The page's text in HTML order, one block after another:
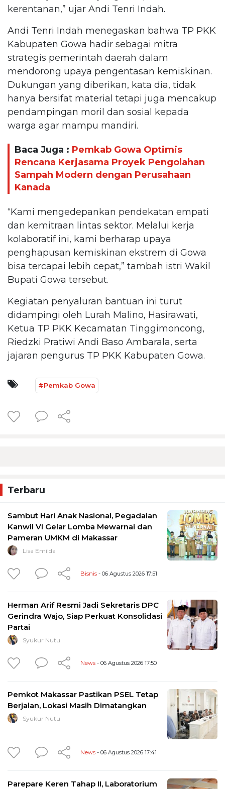
kerentanan,” ujar Andi Tenri Indah.
Andi Tenri Indah menegaskan bahwa TP PKK
Kabupaten Gowa hadir sebagai mitra
strategis pemerintah daerah dalam
mendorong upaya pengentasan kemiskinan.
Dukungan yang diberikan, kata dia, tidak
hanya bersifat material tetapi juga mencakup
pendampingan moril dan sosial kepada
warga agar mampu mandiri.
Baca Juga : Pemkab Gowa Optimis
Rencana Kerjasama Proyek Pengolahan
Sampah Modern dengan Perusahaan
Kanada
“Kami mengedepankan pendekatan empati
dan kemitraan lintas sektor. Melalui kerja
kolaboratif ini, kami berharap upaya
penghapusan kemiskinan ekstrem di Gowa
bisa tercapai lebih cepat,” tambah istri Wakil
Bupati Gowa tersebut.
Kegiatan penyaluran bantuan ini turut
didampingi oleh Lurah Malino, Hasirawati,
Ketua TP PKK Kecamatan Tinggimoncong,
Riedzki Pratiwi Andi Baso Ambarala, serta
jajaran pengurus TP PKK Kabupaten Gowa.
#Pemkab Gowa
Terbaru
Sambut Hari Anak Nasional, Pegadaian
Kanwil VI Gelar Lomba Mewarnai dan
Pameran UMKM di Makassar
Lisa Emilda
Bisnis - 06 Agustus 2026 17:51
Herman Arif Resmi Jadi Sekretaris DPC
Gerindra Wajo, Siap Perkuat Konsolidasi
Partai
Syukur Nutu
News - 06 Agustus 2026 17:50
Pemkot Makassar Pastikan PSEL Tetap
Berjalan, Lokasi Masih Dimatangkan
Syukur Nutu
News - 06 Agustus 2026 17:41
Parepare Keren Tahap II, Laboratorium